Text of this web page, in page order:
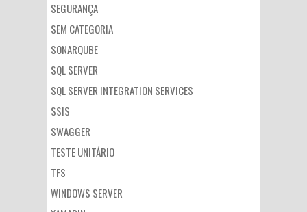
SEGURANÇA
SEM CATEGORIA
SONARQUBE
SQL SERVER
SQL SERVER INTEGRATION SERVICES
SSIS
SWAGGER
TESTE UNITÁRIO
TFS
WINDOWS SERVER